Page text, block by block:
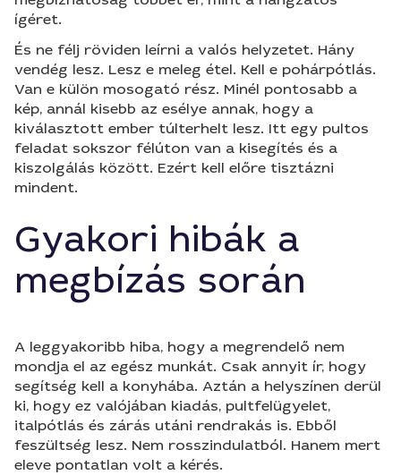
ígéret.
És ne félj röviden leírni a valós helyzetet. Hány
vendég lesz. Lesz e meleg étel. Kell e pohárpótlás.
Van e külön mosogató rész. Minél pontosabb a
kép, annál kisebb az esélye annak, hogy a
kiválasztott ember túlterhelt lesz. Itt egy pultos
feladat sokszor félúton van a kisegítés és a
kiszolgálás között. Ezért kell előre tisztázni
mindent.
Gyakori hibák a
megbízás során
A leggyakoribb hiba, hogy a megrendelő nem
mondja el az egész munkát. Csak annyit ír, hogy
segítség kell a konyhába. Aztán a helyszínen derül
ki, hogy ez valójában kiadás, pultfelügyelet,
italpótlás és zárás utáni rendrakás is. Ebből
feszültség lesz. Nem rosszindulatból. Hanem mert
eleve pontatlan volt a kérés.